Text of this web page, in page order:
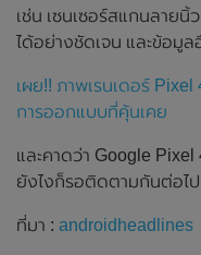
เช่น เซนเซอร์สแกนลาย
ได้อย่างชัดเจน และข้อมูล
เผย!! ภาพเรนเดอร์
การออกแบบที่คุ้นเคย
และคาดว่า Google
ยังไงก็รอติดตามกันต่อไป
ที่มา : androidheadlines